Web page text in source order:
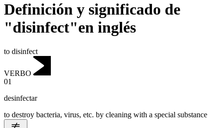
Definición y significado de
"disinfect"en inglés
to disinfect
VERBO
01
desinfectar
to destroy bacteria, virus, etc. by cleaning with a special substance